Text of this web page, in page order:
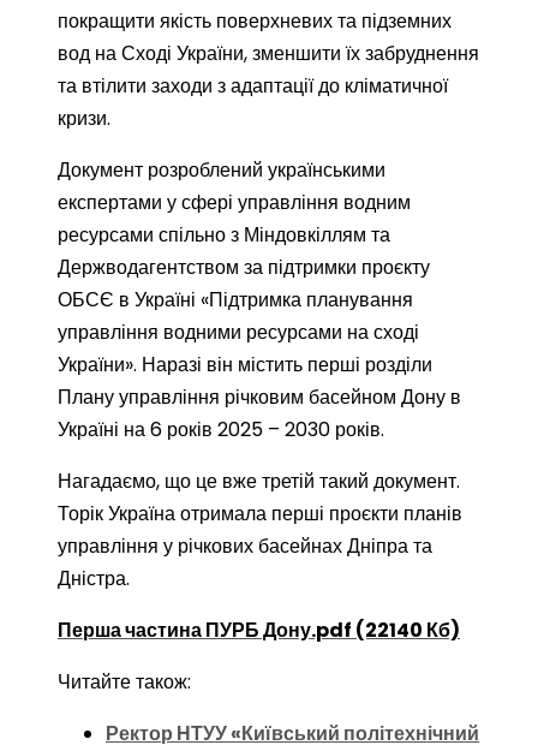
покращити якість поверхневих та підземних
вод на Сході України, зменшити їх забруднення
та втілити заходи з адаптації до кліматичної
кризи.
Документ розроблений українськими
експертами у сфері управління водним
ресурсами спільно з Міндовкіллям та
Держводагентством за підтримки проєкту
ОБСЄ в Україні «Підтримка планування
управління водними ресурсами на сході
України». Наразі він містить перші розділи
Плану управління річковим басейном Дону в
Україні на 6 років 2025 – 2030 років.
Нагадаємо, що це вже третій такий документ.
Торік Україна отримала перші проєкти планів
управління у річкових басейнах Дніпра та
Дністра.
Перша частина ПУРБ Дону.pdf (22140 Кб)
Читайте також:
Ректор НТУУ «Київський політехнічний